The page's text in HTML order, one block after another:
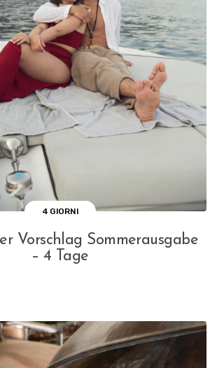
4 GIORNI
Vorschlag Sommerausgabe
– 4 Tage